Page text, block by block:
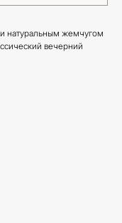
натуральным жемчугом
вечерний